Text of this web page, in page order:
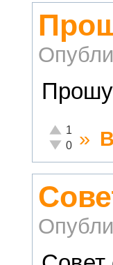
Прошу
Отлично!
1
Неадекватно!
0 »